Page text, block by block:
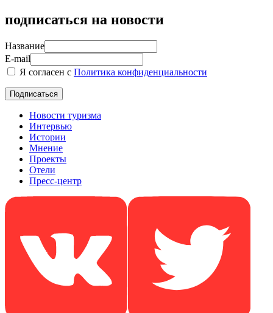
подписаться на новости
Название
E-mail
Я согласен с Политика конфиденциальности
Новости туризма
Интервью
Истории
Мнение
Проекты
Отели
Пресс-центр